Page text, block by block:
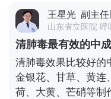
异常。特效中药治疗
头风宁，此药副作用
进行综合治疗，能够
证充足睡眠、劳逸结
惧。
王星光 副主
山东省立医院 呼
清肺毒最有效的中
清肺毒效果比较好的
金银花、甘草、黄连
荷、大黄、芒硝等制